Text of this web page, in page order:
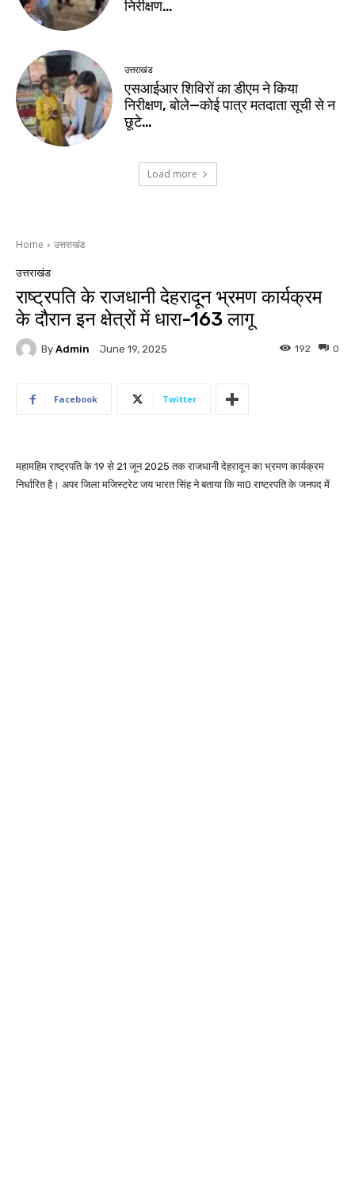
निरीक्षण…
उत्तराखंड
एसआईआर शिविरों का डीएम ने किया
निरीक्षण, बोले—कोई पात्र मतदाता सूची से न
छूटे…
Load more